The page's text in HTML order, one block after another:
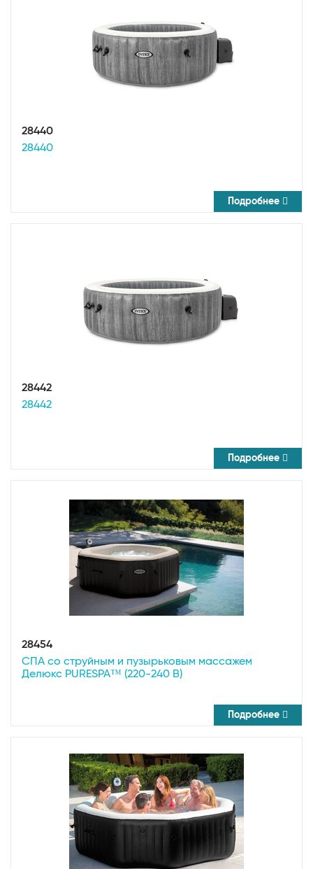
28440
28440
Подробнее
28442
28442
Подробнее
28454
СПА со струйным и пузырьковым массажем
Делюкс PURESPA™ (220-240 В)
Подробнее